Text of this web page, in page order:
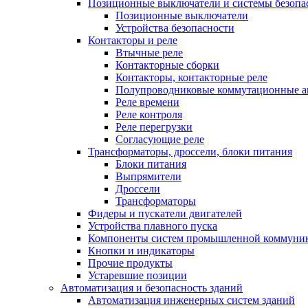
Позиционные выключатели и системы
Позиционные выключатели
Устройства безопасности
Контакторы и реле
Втычные реле
Контакторные сборки
Контакторы, контакторные реле
Полупроводниковые коммутационные
Реле времени
Реле контроля
Реле перегрузки
Согласующие реле
Трансформаторы, дроссели, блоки питания
Блоки питания
Выпрямители
Дроссели
Трансформаторы
Фидеры и пускатели двигателей
Устройства плавного пуска
Компоненты систем промышленной
Кнопки и индикаторы
Прочие продукты
Устаревшие позиции
Автоматизация и безопасность зданий
Автоматизация инженерных систем зданий